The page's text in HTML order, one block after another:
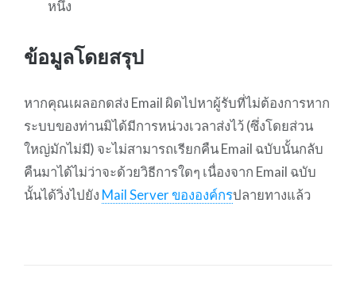
หนึ่ง
ข้อมูลโดยสรุป
หากคุณเผลอกดส่ง Email ผิดไปหาผู้รับที่ไม่ต้องการหาก
ระบบของท่านมิได้มีการหน่วงเวลาส่งไว้ (ซึ่งโดยส่วน
ใหญ่มักไม่มี) จะไม่สามารถเรียกคืน Email ฉบับนั้นกลับ
คืนมาได้ไม่ว่าจะด้วยวิธีการใดๆ เนื่องจาก Email ฉบับ
นั้นได้วิ่งไปยัง Mail Server ขององค์กรปลายทางแล้ว